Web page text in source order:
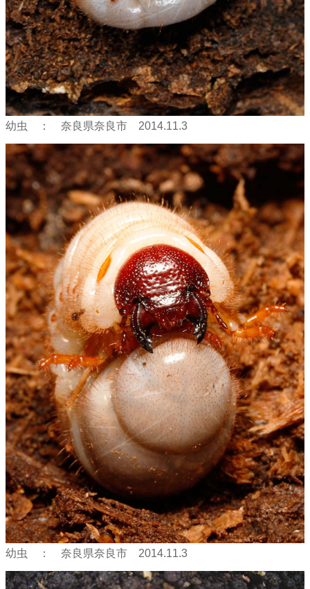
幼虫 ： 奈良県奈良市 2014.11.3
幼虫 ： 奈良県奈良市 2014.11.3